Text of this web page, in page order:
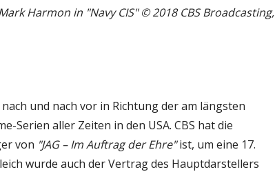
Harmon in "Navy CIS" © 2018 CBS Broadcasting,
und nach vor in Richtung der am längsten
Serien aller Zeiten in den USA. CBS hat die
von "JAG – Im Auftrag der Ehre"ist, um eine 17.
wurde auch der Vertrag des Hauptdarstellers